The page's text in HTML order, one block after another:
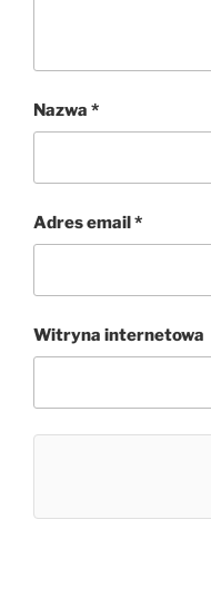
Nazwa *
Adres email*
Witryna internetowa